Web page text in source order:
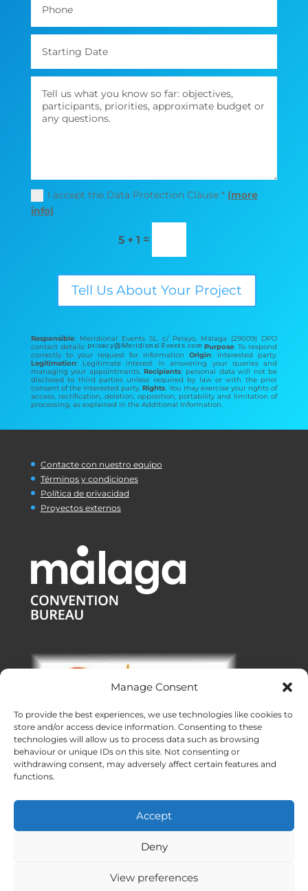
Manage Consent
To provide the best experiences, we use technologies like cookies to
store and/or access device information. Consenting to these
technologies will allow us to process data such as browsing
behaviour or unique IDs on this site. Not consenting or
withdrawing consent, may adversely affect certain features and
functions.
Accept
Deny
View preferences
I accept the Data Protection Clause * (more
info)
5 + 1 =
Tell Us About Your Project
Responsible: Meridional Events SL. c/ Pelayo, Málaga (29009) DPO
contact details:
Purpose: To respond
correctly to your request for informationOrigin: interested party.
Legitimation: Legitimate interest in answering your queries and
managing your appointments.Recipients: personal data will not be
disclosed to third parties unless required by law or with the prior
consent of the interested party.Rights: You may exercise your rights of
access, rectification, deletion, opposition, portability and limitation of
processing, as explained in the Additional Information.
Contacte con nuestro equipo
Términos y condiciones
Política de privacidad
Proyectos externos
Hecho con ❤ en Andalucía